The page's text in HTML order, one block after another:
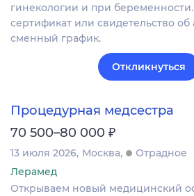
гинекологии и при
сертификат или свидетельство об
сменный график.
Откликнуться
Процедурная медсестра
70 500–80 000 ₽
13 июля 2026 Москва
Отрадное
Лерамед
Открываем новый медицинский